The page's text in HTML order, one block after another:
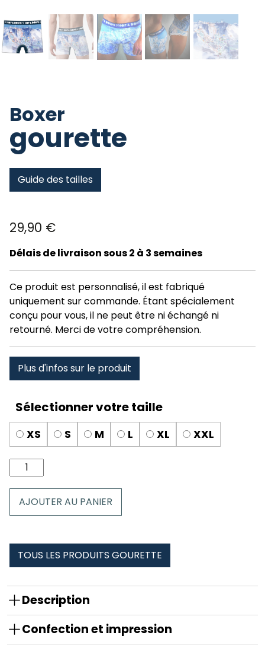
Boxer
gourette
Guide des tailles
29,90 €
Délais de livraison sous 2 à 3 semaines
Ce produit est personnalisé, il est fabriqué
uniquement sur commande. Étant spécialement
conçu pour vous, il ne peut être ni échangé ni
retourné. Merci de votre compréhension.
Plus d'infos sur le produit
XS S M L XL XXL
quantité
de
Homme
AJOUTER AU PANIER
TOUS LES PRODUITS GOURETTE
Description
Confection et impression